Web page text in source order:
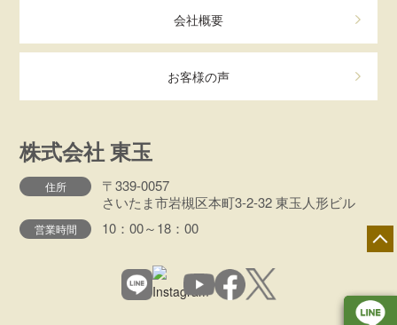
会社概要
お客様の声
株式会社 東玉
住所
〒339-0057
さいたま市岩槻区本町3-2-32 東玉人形ビル
営業時間 10：00～18：00